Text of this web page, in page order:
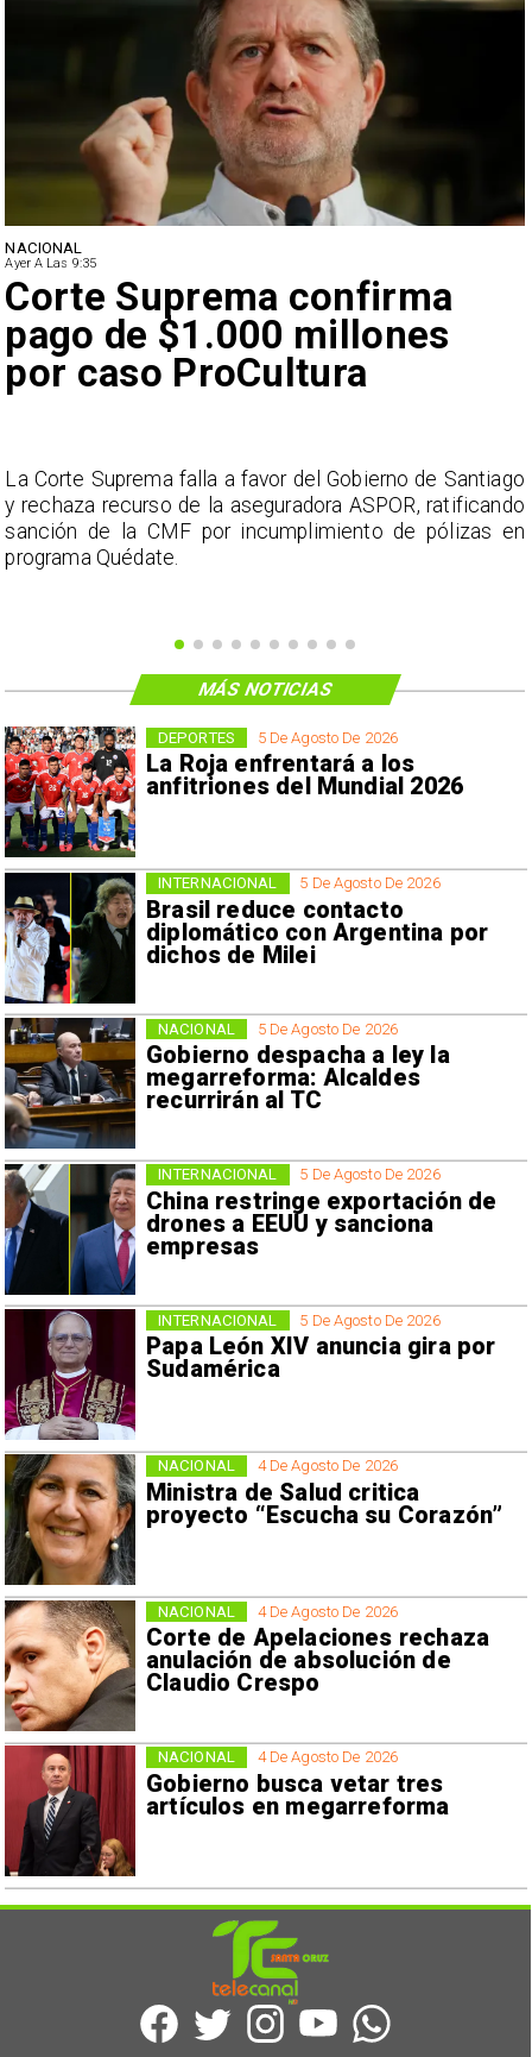
NACIONAL
Ayer A Las 9:35
Corte Suprema confirma
pago de $1.000 millones
por caso ProCultura
La Corte Suprema falla a favor del Gobierno de Santiago
y rechaza recurso de la aseguradora ASPOR, ratificando
sanción de la CMF por incumplimiento de pólizas en
programa Quédate.
5 De Agosto De 2026
La Roja enfrentará a los
anfitriones del Mundial 2026
DEPORTES
5 De Agosto De 2026
Brasil reduce contacto
diplomático con Argentina por
dichos de Milei
INTERNACIONAL
5 De Agosto De 2026
Gobierno despacha a ley la
megarreforma: Alcaldes
recurrirán al TC
NACIONAL
5 De Agosto De 2026
China restringe exportación de
drones a EEUU y sanciona
empresas
INTERNACIONAL
5 De Agosto De 2026
Papa León XIV anuncia gira por
Sudamérica
INTERNACIONAL
4 De Agosto De 2026
Ministra de Salud critica
proyecto “Escucha su Corazón”
NACIONAL
4 De Agosto De 2026
Corte de Apelaciones rechaza
anulación de absolución de
Claudio Crespo
NACIONAL
4 De Agosto De 2026
Gobierno busca vetar tres
artículos en megarreforma
NACIONAL
MÁS NOTICIAS